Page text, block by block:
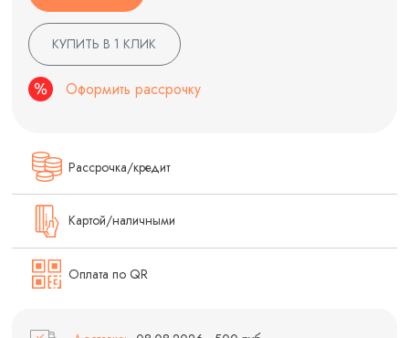
КУПИТЬ В 1 КЛИК
Оформить рассрочку
Рассрочка/кредит
Картой/наличными
Оплата по QR